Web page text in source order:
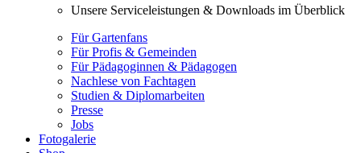
Unsere Serviceleistungen & Downloads im Überblick
Für Gartenfans
Für Profis & Gemeinden
Für Pädagoginnen & Pädagogen
Nachlese von Fachtagen
Studien & Diplomarbeiten
Presse
Jobs
Fotogalerie